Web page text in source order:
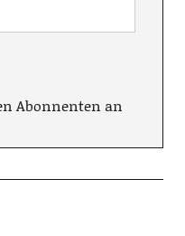
Abonnenten an